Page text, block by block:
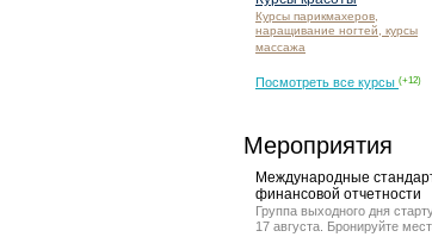
Курсы парикмахеров,
наращивание ногтей, курсы
массажа
Посмотреть все курсы (+12)
Мероприятия
Международные
финансовой отчетности
Группа выходного дня
17 августа. Бронируйте